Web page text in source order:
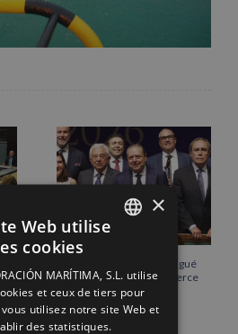
Vicente Boluda Fos distingué
par la Chambre de commerce
de Séville.
12/06/2026
ENGLISH
FRENCH
×
Web utilise
cookies
MARÍTIMA, S.L. utilise
et ceux de tiers pour
utilisez notre site Web et
des statistiques.